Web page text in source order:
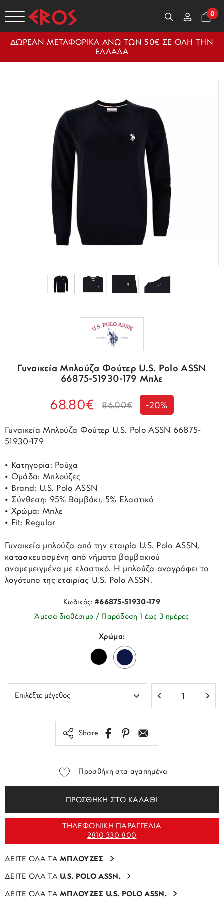
0
ΔΩΡΕΑΝ ΜΕΤΑΦΟΡΙΚΑ ΑΝΩ ΤΩΝ 50€ ΣΕ ΟΛΗ ΤΗΝ
ΕΛΛΑΔΑ
Γυναικεία Μπλούζα Φούτερ U.S. Polo ASSN
66875-51930-179 Μπλε
68.80€ 86.00€ -20%
Γυναικεία Μπλούζα Φούτερ U.S. Polo ASSN 66875-
51930-179
• Κατηγορία: Ρούχα
• Ομάδα: Μπλούζες
• Brand: U.S. Polo ASSN
• Σύνθεση: 95% Βαμβάκι, 5% Ελαστικό
• Χρώμα: Μπλε
• Fit: Regular
Γυναικεία μπλούζα από την εταιρία U.S. Polo ASSN,
κατασκευασμένη από νήματα βαμβακιού
αναμεμειγμένα με ελαστικό. H μπλούζα αναγράφει το
λογότυπο της εταιρίας U.S. Polo ASSN.
Κωδικός: #66875-51930-179
Άμεσα διαθέσιμο / Παράδοση 1 έως 3 ημέρες
Χρώμα:
Share
Προσθήκη στα αγαπημένα
ΠΡΟΣΘΗΚΗ ΣΤΟ ΚΑΛΑΘΙ
ΤΗΛΕΦΩΝΙΚΗ ΠΑΡΑΓΓΕΛΙΑ
2810 330 800
ΔΕΙΤΕ ΟΛΑ ΤΑΜΠΛΟΥΖΕΣ
ΔΕΙΤΕ ΟΛΑ ΤΑ U.S. POLO ASSN.
ΔΕΙΤΕ ΟΛΑ ΤΑΜΠΛΟΥΖΕΣ U.S. POLO ASSN.